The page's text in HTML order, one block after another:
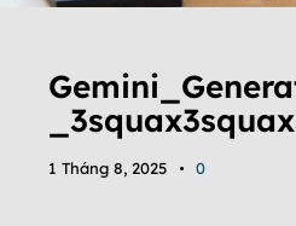
1 Tháng 8, 2025 0